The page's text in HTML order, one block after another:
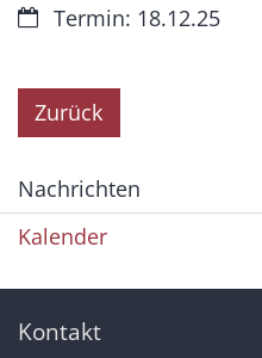
Datum:Termin: 18.12.25
Zurück
Nachrichten
Kalender
Kontakt